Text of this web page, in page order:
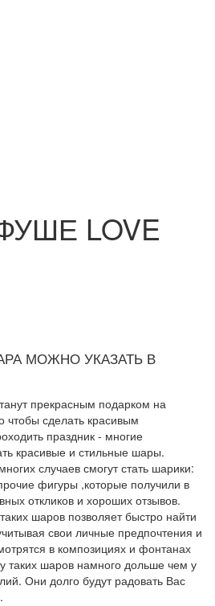
LOVE
МОЖНО УКАЗАТЬ В
прекрасным подарком на
чтобы сделать красивым
праздник - многие
красивые и стильные шары.
случаев смогут стать шарики:
фигуры ,которые получили в
откликов и хороших отзывов.
шаров позволяет быстро найти
свои личные предпочтения и
в композициях и фонтанах
таких шаров намного дольше чем у
Они долго будут радовать Вас